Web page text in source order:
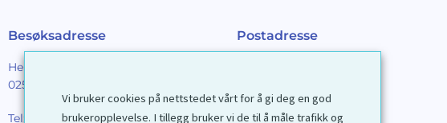
Besøksadresse
Henrik Ibsens gt. 90
0255 Oslo
Tel: 22 44 85 86
Postadresse
0201 Oslo
Vi bruker cookies på nettstedet vårt for å gi deg en god
brukeropplevelse. I tillegg bruker vi de til å måle trafikk og